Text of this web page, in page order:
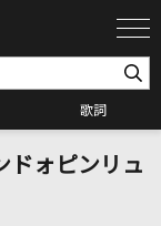
歌詞
ドォピンリュ